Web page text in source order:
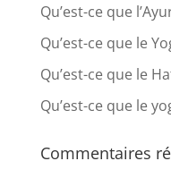
Qu’est-ce que
Qu’est-ce que le
Qu’est-ce que le
Qu’est-ce que le
Commentaires